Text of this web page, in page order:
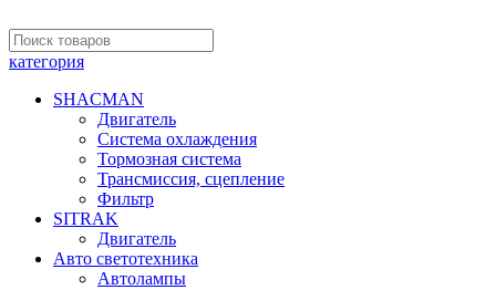
категория
SHACMAN
Двигатель
Система охлаждения
Тормозная система
Трансмиссия, сцепление
Фильтр
SITRAK
Двигатель
Авто светотехника
Автолампы